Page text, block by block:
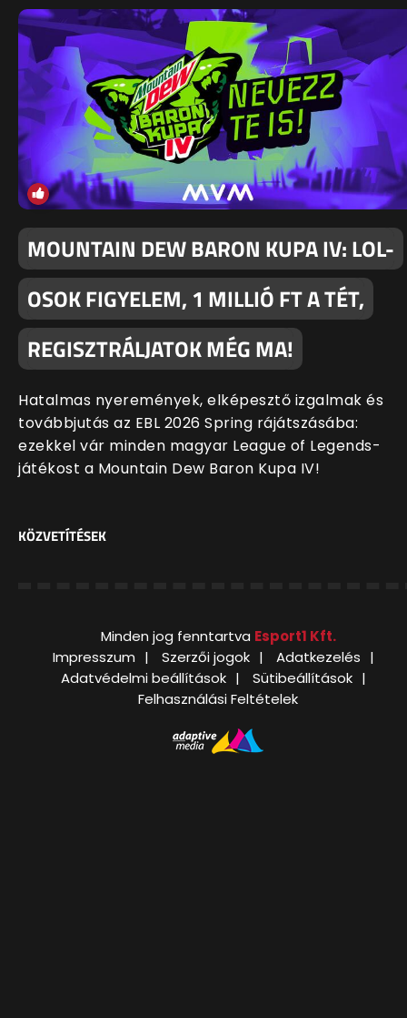
MOUNTAIN DEW BARON KUPA IV: LOL-
OSOK FIGYELEM, 1 MILLIÓ FT A TÉT,
REGISZTRÁLJATOK MÉG MA!
Hatalmas nyeremények, elképesztő izgalmak és
továbbjutás az EBL 2026 Spring rájátszásába:
ezekkel vár minden magyar League of Legends-
játékost a Mountain Dew Baron Kupa IV!
KÖZVETÍTÉSEK
Minden jog fenntartva Esport1 Kft.
Impresszum
Szerzői jogok
Adatkezelés
Adatvédelmi beállítások
Sütibeállítások
Felhasználási Feltételek